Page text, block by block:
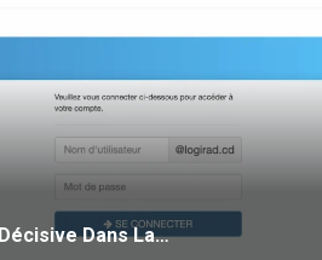
Dans La…